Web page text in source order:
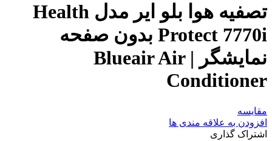
تصفیه هوا بلو ایر مدل Health
Protect 7770i بدون صفحه
نمایشگر | Blueair Air
Conditioner
مقایسه
افزودن به علاقه مندی ها
اشتراک گذاری